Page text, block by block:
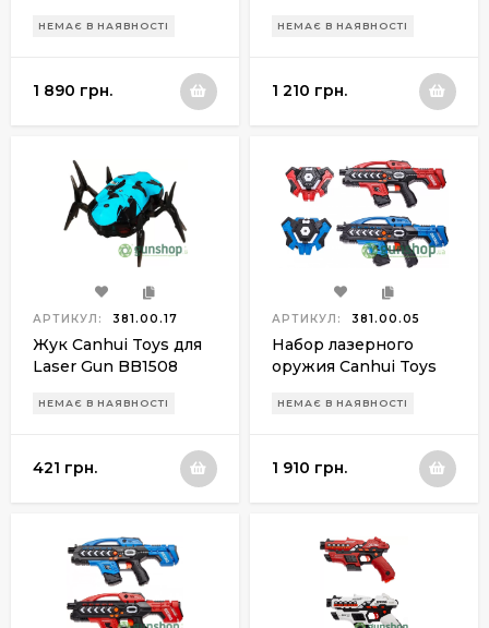
BB8833C (4
НЕМАЄ В НАЯВНОСТІ
1 890 грн.
BB8833C (2 пистолета
НЕМАЄ В НАЯВНОСТІ
1 210 грн.
АРТИКУЛ: 381.00.17
Жук Canhui Toys для
Laser Gun BB1508
НЕМАЄ В НАЯВНОСТІ
421 грн.
АРТИКУЛ: 381.00.05
Набор лазерного
оружия Canhui Toys
BB8903F (2 пистолета
НЕМАЄ В НАЯВНОСТІ
1 910 грн.